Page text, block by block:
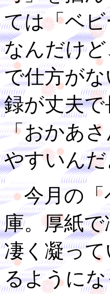
ては「ベ
なんだけ
で仕方が
録が丈夫
「おかあ
やすいんだ
今月の「
庫。厚紙
凄く凝っ
るように